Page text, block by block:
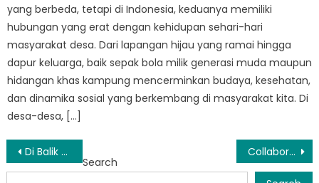
yang berbeda, tetapi di Indonesia, keduanya memiliki
hubungan yang erat dengan kehidupan sehari-hari
masyarakat desa. Dari lapangan hijau yang ramai hingga
dapur keluarga, baik sepak bola milik generasi muda maupun
hidangan khas kampung mencerminkan budaya, kesehatan,
dan dinamika sosial yang berkembang di masyarakat kita. Di
desa-desa, […]
Post
Di Balik Layar Dinsos Tangsel: Tim Berdedikasi Mewujudkan Segalanya Collaborating for Change: Publikasi Dinsos Tangsel’s Partnerships with Local Organizations
Search